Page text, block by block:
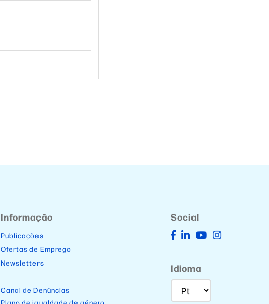
Informação
Publicações
Ofertas de Emprego
Newsletters
Canal de Denúncias
Social
Idioma